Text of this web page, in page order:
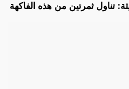
تناول ثمرتين من هذه الفاكهة